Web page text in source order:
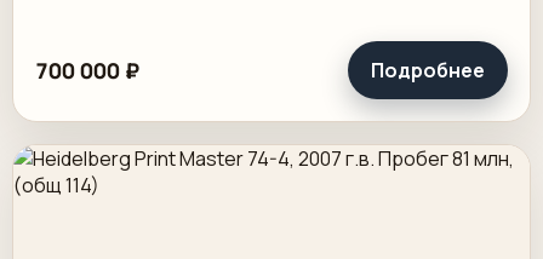
700 000 ₽ Подробнее